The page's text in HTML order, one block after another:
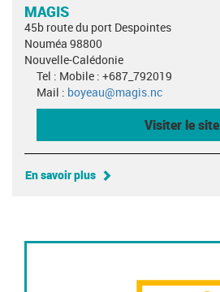
MAGIS
45b route du port Despointes
Nouméa 98800
Nouvelle-Calédonie
Tel : Mobile : +687_792019
Mail : boyeau@magis.nc
Visiter le site
En savoir plus